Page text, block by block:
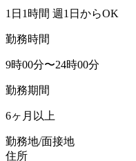
1日1時間 週1日からOK
勤務時間
9時00分〜24時00分
勤務期間
6ヶ月以上
勤務地/面接地
住所